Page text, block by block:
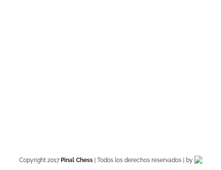
Copyright 2017 Pinal Chess| Todos los derechos reservados | by